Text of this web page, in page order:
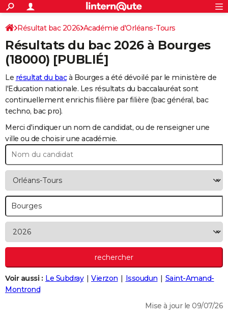
ACTUALITÉS
Politique
Société
Faits Divers
Education
Monde
Villes
+
SPORT
Coupe du monde 2026
Football
Tennis
Cyclisme
Rugby
Forum
FINANCE
Retraite
Impôts
Epargne
Immobilier
Risques naturels par ville
Banque
Assurance
Crédit
Essais
Réserver un essai
Citadines
Berlines
SUV
Forum auto
+
HIGH-TECH
Mobiles
Meilleur smartphone
Internet
Ordinateurs
Jeux vidéo
Guide high-tech
+
BRICOLAGE
Forum
Aménagement intérieur
Extérieur
Cuisine
Salle de bains
Jardinage
Rangement
WEEK-END
Guides de France
Escapades
Patrimoine
Expositions
Musées
Week-end nature
LIFESTYLE
Art de vivre
Bien-être
Loisirs
Mode
Modes de vie
+SANTE
Alimentation
Guide de la santé
Maladies
Médicaments
Sommeil
+VOYAGE
PHOTO
BONS PLANS
Rechercher
S'inscrire
Connexion
Résultat bac 2026 Académie d'Orléans-Tours
Résultats du bac 2026 à Bourges
(18000) [PUBLIÉ]
Le résultat du bacà Bourges a été dévoilé par le ministère de
l'Education nationale. Les résultats du baccalauréat sont
continuellement enrichis filière par filière (bac général, bac
techno, bac pro).
Merci d'indiquer un nom de candidat, ou de renseigner une
ville ou de choisir une académie.
Voir aussi : Le Subdray Vierzon Issoudun
Saint-Amand-
Montrond
Mise à jour le 09/07/26